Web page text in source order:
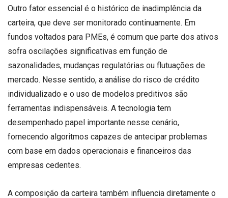
Outro fator essencial é o histórico de inadimplência da
carteira, que deve ser monitorado continuamente. Em
fundos voltados para PMEs, é comum que parte dos ativos
sofra oscilações significativas em função de
sazonalidades, mudanças regulatórias ou flutuações de
mercado. Nesse sentido, a análise do risco de crédito
individualizado e o uso de modelos preditivos são
ferramentas indispensáveis. A tecnologia tem
desempenhado papel importante nesse cenário,
fornecendo algoritmos capazes de antecipar problemas
com base em dados operacionais e financeiros das
empresas cedentes.
A composição da carteira também influencia diretamente o